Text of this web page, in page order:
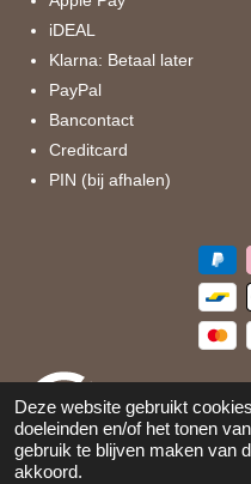
Deze website gebruikt
doeleinden en/of het tonen
gebruik te blijven maken van
akkoord.
iDEAL
Klarna: Betaal later
PayPal
Bancontact
Creditcard
PIN (bij afhalen)
©2026Maison 105